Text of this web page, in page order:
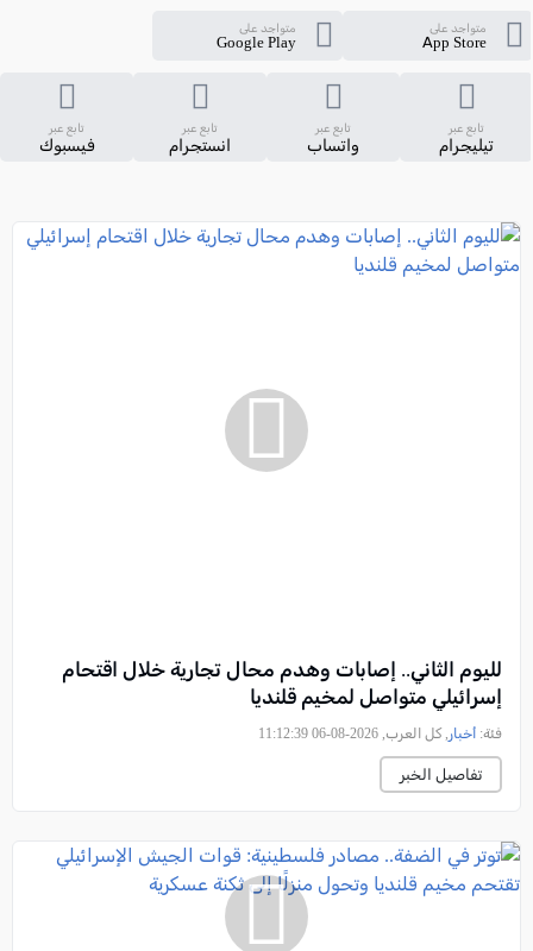
متواجد على
App Store
متواجد على
Google Play
تابع عبر
تيليجرام
تابع عبر
واتساب
تابع عبر
انستجرام
تابع عبر
فيسبوك
لليوم الثاني.. إصابات وهدم محال تجارية خلال اقتحام
إسرائيلي متواصل لمخيم قلنديا
فئة: أخبار , كل العرب, 2026-08-06 11:12:39
تفاصيل الخبر